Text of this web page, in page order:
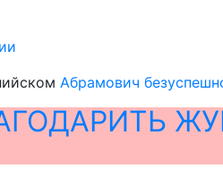
Абрамович